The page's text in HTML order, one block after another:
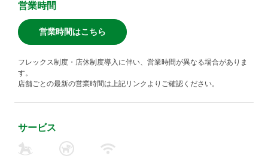
営業時間
営業時間はこちら
フレックス制度・店休制度導入に伴い、営業時間が異なる場合がありま
す。
店舗ごとの最新の営業時間は上記リンクよりご確認ください。
サービス